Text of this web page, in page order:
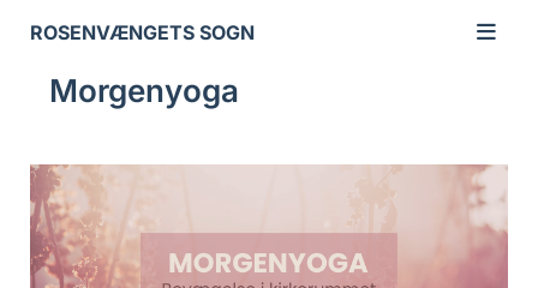
ROSENVÆNGETS SOGN
Morgenyoga